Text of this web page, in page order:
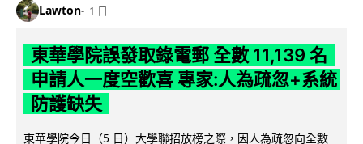
Lawton 1 日
東華學院誤發取錄電郵 全數 11,139 名
申請人一度空歡喜 專家:人為疏忽+系統
防護缺失
東華學院今日（5 日）大學聯招放榜之際，因人為疏忽向全數